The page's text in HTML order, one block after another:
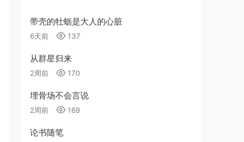
带壳的牡蛎是大人的心脏
6天前 137
从群星归来
2周前 170
埋骨场不会言说
2周前 169
论书随笔